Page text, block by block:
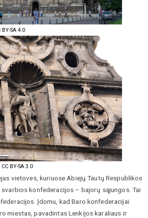
SA 4.0
BY-SA 3.0
vietoves, kuriuose Abiejų Tautų Respublikos
konfederacijos – bajorų sąjungos. Tai
Įdomu, kad Baro konfederacijai
miestas, pavadintas Lenkijos karaliaus ir